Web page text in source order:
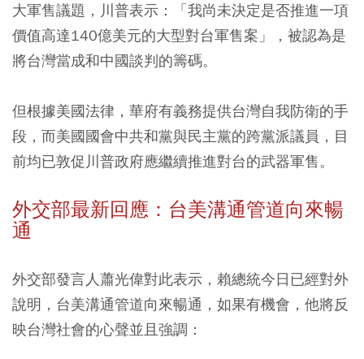
大軍售議題，川普表示：「我尚未決定是否推進一項
價值高達140億美元的大型對台軍售案」，被認為是
將台灣當成和中國談判的籌碼。
但根據美國法律，華府有義務提供台灣自我防衛的手
段，而美國國會中共和黨與民主黨的跨黨派議員，目
前均已敦促川普政府應繼續推進對台的武器軍售。
外交部最新回應：台美溝通管道向來暢
通
外交部發言人蕭光偉對此表示，賴總統今日已經對外
說明，台美溝通管道向來暢通，如果有機會，他將反
映台灣社會的心聲並且強調：